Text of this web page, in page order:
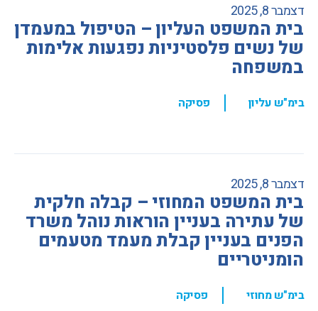
דצמבר 8, 2025
בית המשפט העליון – הטיפול במעמדן
של נשים פלסטיניות נפגעות אלימות
במשפחה
בימ"ש עליון , פסיקה
דצמבר 8, 2025
בית המשפט המחוזי – קבלה חלקית
של עתירה בעניין הוראות נוהל משרד
הפנים בעניין קבלת מעמד מטעמים
הומניטריים
בימ"ש מחוזי , פסיקה